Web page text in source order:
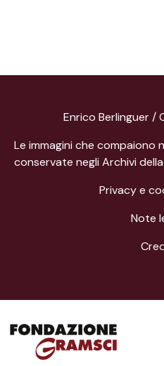
Enrico Berlinguer
Le immagini che compaiono
conservate negli Archivi
Privacy e
Note